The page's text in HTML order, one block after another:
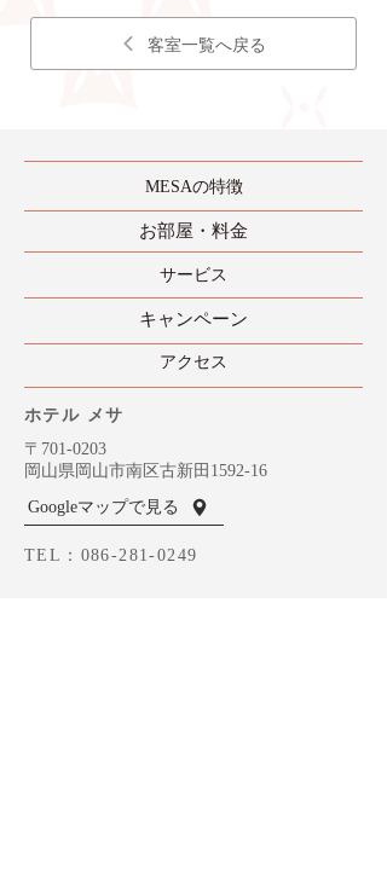
客室一覧へ戻る
MESAの特徴
​お部屋・料金
​サービス
​キャンペーン
​アクセス
ホテル メサ
〒701-0203
岡山県岡山市南区古新田1592-16
Googleマップで見る
TEL： 086-281-0249